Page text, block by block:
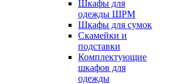
Шкафы для
одежды ШРМ
Шкафы для сумок
Скамейки и
подставки
Комплектующие
шкафов для
одежды